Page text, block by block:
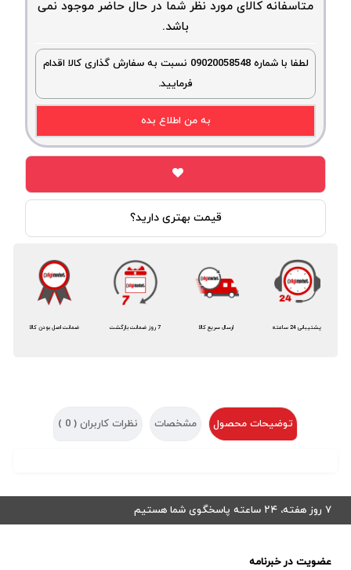
متاسفانه کالای مورد نظر شما در حال حاضر موجود نمی
باشد.
لطفا با شماره 09020058548 نسبت به سفارش گذاری کالا اقدام
فرمایید.
به من اطلاع بده
قیمت بهتری دارید؟
ضمانت اصل بودن کالا 7 روز ضمانت بازگشت ارسال سریع کالا پشتیبانی 24 ساعته
توضیحات محصول مشخصات نظرات کاربران ( 0
)
۷ روز هفته، ۲۴ ساعته پاسخگوی شما هستیم
عضویت در خبرنامه